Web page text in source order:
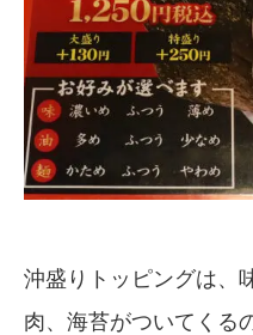
沖盛りトッピングは、
肉、海苔がついてくる